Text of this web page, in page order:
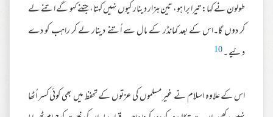
طولون نے کہا: تیرا برا ہو، تین ہزار دینار کیوں نہیں کہتا، جتنے کہو گے اتنے لے
کر دوں گا۔اس کے بعد کمانڈر کے مال سے اُتنے دینار لے کر راہب کو دے
دئیے ۔10
اس کے علاوہ اسلام نے غیر مسلموں کی عزتوں کے تحفظ میں بھی کوئی کسر اُٹھا